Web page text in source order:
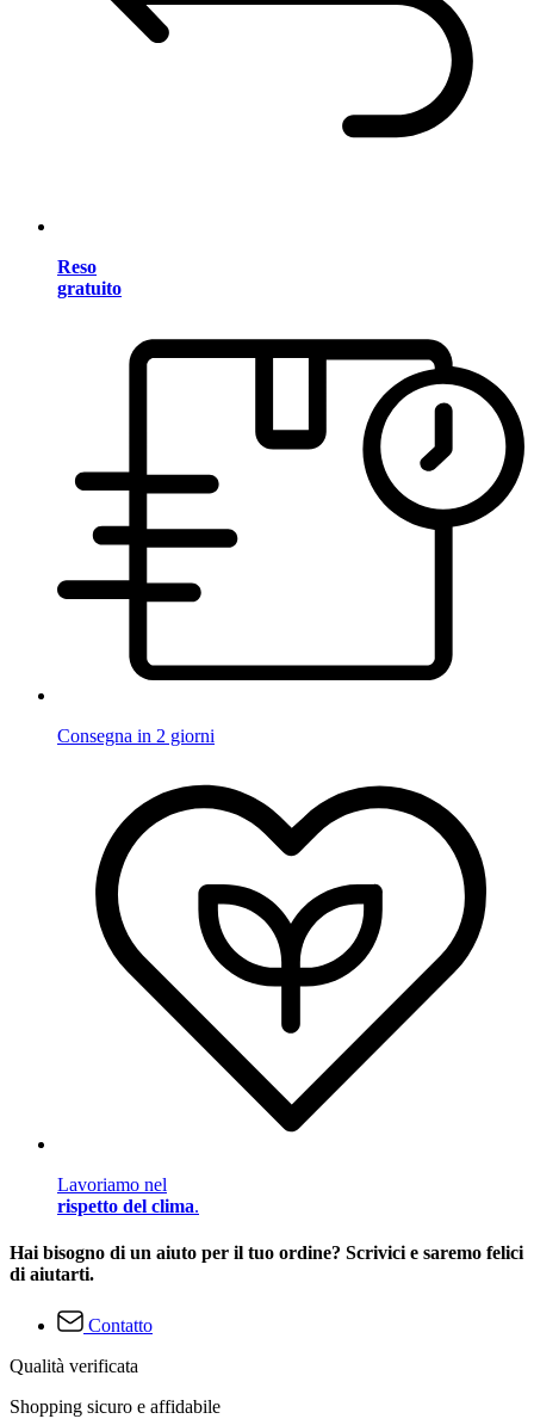
Reso
gratuito
Consegna in 2 giorni
Lavoriamo nel
rispetto del clima.
Hai bisogno di un aiuto per il tuo ordine? Scrivici e saremo felici
di aiutarti.
Contatto
Qualità verificata
Shopping sicuro e affidabile